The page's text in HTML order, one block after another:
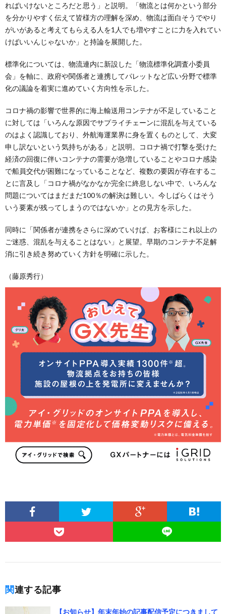
ればいけないところだと思う」と説明。「物流とは何かという部分
を分かりやすく伝えて皆様方の理解を深め、物流は面白そうでやり
がいがあると考えてもらえる人を1人でも増やすことに力を入れてい
けばいいんじゃないか」と持論を展開した。
標準化については、物流連内に新設した「物流標準化調査小委員
会」を軸に、政府や関係者と連携してパレットなど広い分野で標準
化の議論を着実に進めていく方向性を示した。
コロナ禍の影響で世界的に海上輸送用コンテナが不足していること
に対しては「いろんな原因でサプライチェーンに混乱を与えている
のはよく認識しており、外航海運業界に身を置くものとして、大変
申し訳ないという気持ちがある」と説明。コロナ禍で打撃を受けた
経済の回復に伴いコンテナの需要が急増していることやコロナ感染
で船員交代が困難になっていることなど、複数の要因が存在するこ
とに言及し「コロナ禍がなかなか完全に終息しない中で、いろんな
問題についてはまだまだ100％の解決は難しい。今しばらくはそう
いう要素が残ってしまうのではないか」との見方を示した。
同時に「関係者が連携をさらに深めていけば、お客様にこれ以上の
ご迷惑、混乱を与えることはない」と展望。早期のコンテナ不足解
消に引き続き努めていく方針を明確に示した。
（藤原秀行）
関連する記事
【お知らせ】年末年始の記事配信予定につきまして